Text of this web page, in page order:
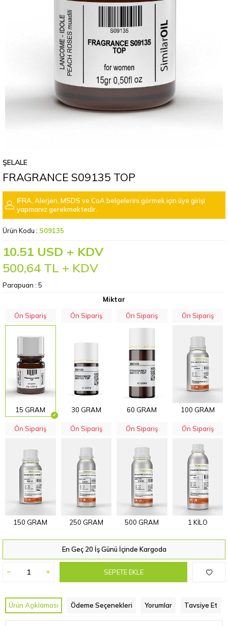
ŞELALE
FRAGRANCE S09135 TOP
IFRA, Alerjen, MSDS ve CoA belgelerini görmek için üye girişi
yapmanız gerekmektedir.
Ürün Kodu : S09135
10.51 USD + KDV
500,64 TL + KDV
Parapuan : 5
Miktar
Ön Sipariş
15 GRAM
Ön Sipariş
30 GRAM
Ön Sipariş
60 GRAM
Ön Sipariş
100 GRAM
Ön Sipariş
150 GRAM
Ön Sipariş
250 GRAM
Ön Sipariş
500 GRAM
Ön Sipariş
1 KİLO
En Geç 20 İş Günü İçinde Kargoda
SEPETE EKLE
Ürün Açıklaması Ödeme Seçenekleri Yorumlar Tavsiye Et